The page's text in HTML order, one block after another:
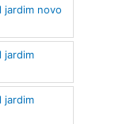
jardim novo
jardim
jardim